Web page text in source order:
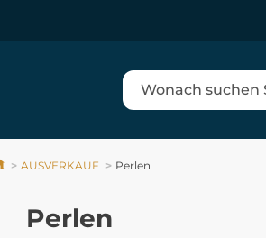
AUSVERKAUF Perlen
Perlen